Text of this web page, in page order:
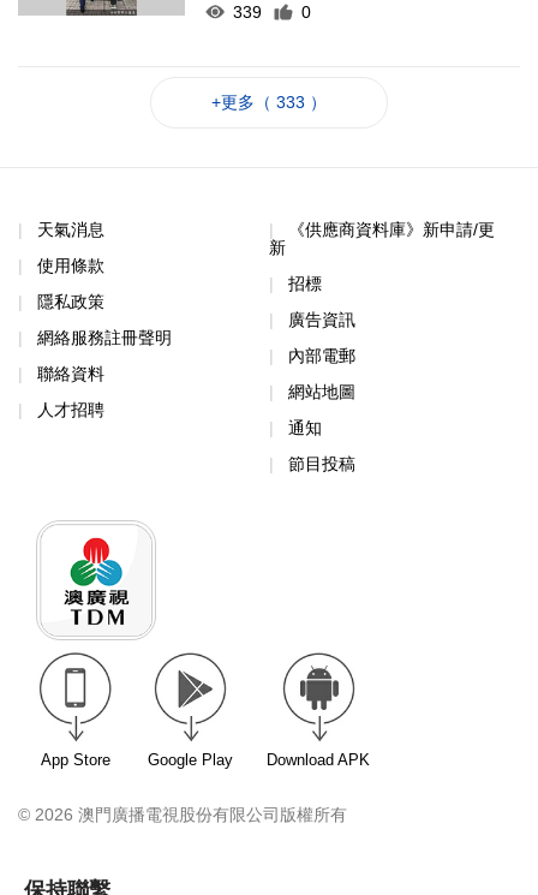
339
0
+更多（ 333 ）
天氣消息
使用條款
隱私政策
網絡服務註冊聲明
聯絡資料
人才招聘
《供應商資料庫》新申請/更
新
招標
廣告資訊
內部電郵
網站地圖
通知
節目投稿
App Store Google Play Download APK
© 2026 澳門廣播電視股份有限公司版權所有